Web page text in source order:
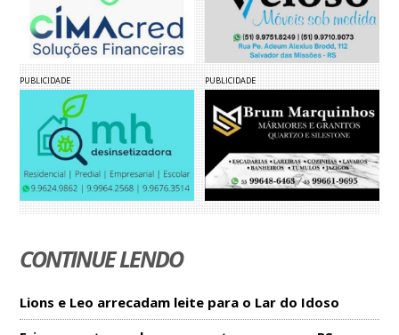
PUBLICIDADE PUBLICIDADE
CONTINUE LENDO
Lions e Leo arrecadam leite para o Lar do Idoso